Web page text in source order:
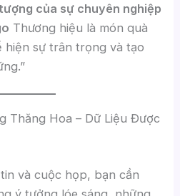
của sự chuyên nghiệp
Thương hiệu là món quà
hiện sự trân trọng và tạo
Thăng Hoa – Dữ Liệu Được
và cuộc họp, bạn cần